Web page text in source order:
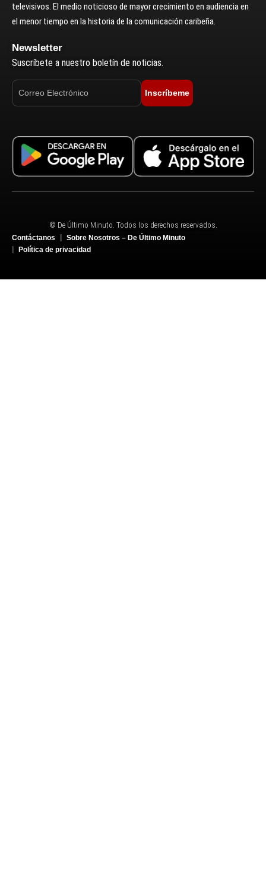
televisivos. El medio noticioso de mayor crecimiento en audiencia en
el menor tiempo en la historia de la comunicación caribeña.
Newsletter
Suscríbete a nuestro boletín de noticias.
Inscríbeme
© De Último Minuto. Todos los derechos reservados.
Contáctanos
Sobre Nosotros – De Último Minuto
Política de privacidad